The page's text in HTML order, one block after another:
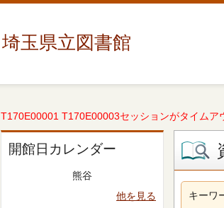
埼玉県立図書館
T170E00001 T170E00003セッションがタイム
開館日カレンダー
熊谷
他を見る
キーワ